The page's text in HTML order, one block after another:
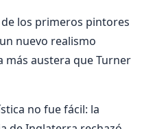
los primeros pintores
nuevo realismo
austera que Turner
no fue fácil: la